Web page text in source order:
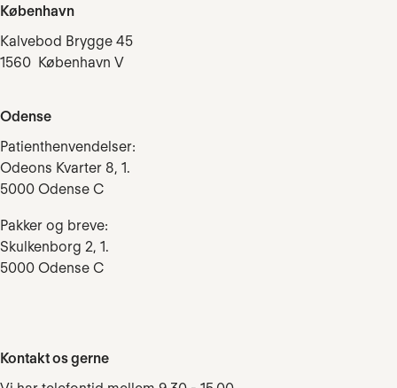
København
Kalvebod Brygge 45
1560 København V
Odense
Patienthenvendelser:
Odeons Kvarter 8, 1.
5000 Odense C
Pakker og breve:
Skulkenborg 2, 1.
5000 Odense C
Kontakt os gerne